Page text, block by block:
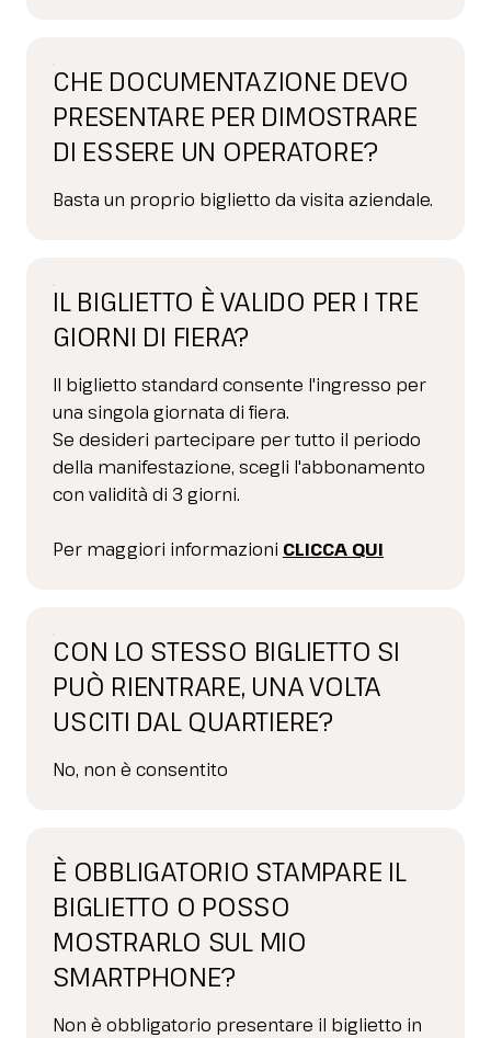
CHE DOCUMENTAZIONE DEVO
PRESENTARE PER DIMOSTRARE
DI ESSERE UN OPERATORE?
Basta un proprio biglietto da visita aziendale.
IL BIGLIETTO È VALIDO PER I TRE
GIORNI DI FIERA?
Il biglietto standard consente l'ingresso per
una singola giornata di fiera.
Se desideri partecipare per tutto il periodo
della manifestazione, scegli l'abbonamento
con validità di 3 giorni.
Per maggiori informazioni CLICCA QUI
CON LO STESSO BIGLIETTO SI
PUÒ RIENTRARE, UNA VOLTA
USCITI DAL QUARTIERE?
No, non è consentito
È OBBLIGATORIO STAMPARE IL
BIGLIETTO O POSSO
MOSTRARLO SUL MIO
SMARTPHONE?
Non è obbligatorio presentare il biglietto in